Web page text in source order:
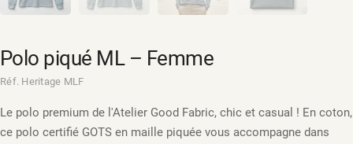
Polo piqué ML – Femme
Réf. Heritage MLF
Le polo premium de l'Atelier Good Fabric, chic et casual ! En coton,
ce polo certifié GOTS en maille piquée vous accompagne dans